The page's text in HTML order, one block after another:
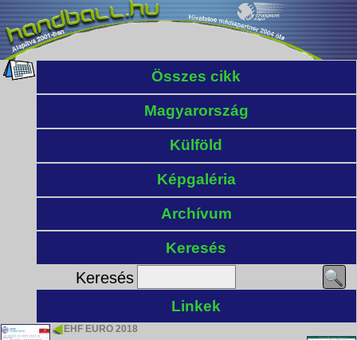
Összes cikk
Magyarország
Külföld
Képgaléria
Archívum
Keresés
Keresés
Linkek
EHF EURO 2018